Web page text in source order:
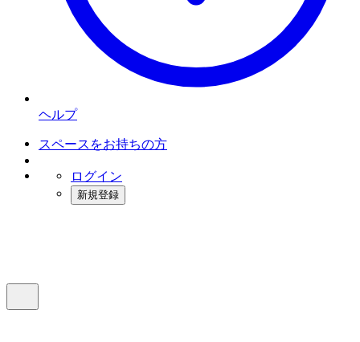
ヘルプ
スペースをお持ちの方
ログイン
新規登録